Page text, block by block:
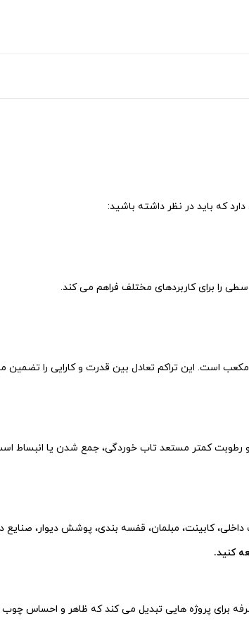
که باید در نظر داشته باشید:
و رطوبت کمتر مستعد تاب خوردگی، جمع شدن یا انبساط
کنید.
برای پروژه هایی تبدیل می کند که ظاهر و احساس